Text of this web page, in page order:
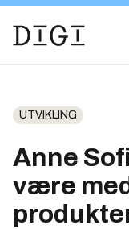
UTVIKLING
Anne
være